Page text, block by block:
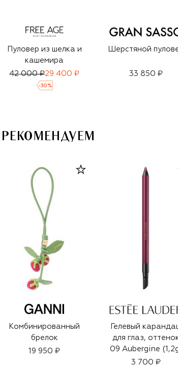
Пуловер из шелка и
кашемира
42 000 ₽29 400 ₽
-30 %
Шерстяной
33 850 ₽
РЕКОМЕНДУЕМ
Комбинированный
брелок
19 950 ₽
Гелевый
для глаз,
09 Aubergine
3 700 ₽